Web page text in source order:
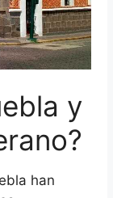
y
han